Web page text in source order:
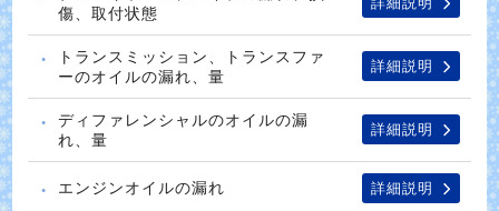
傷、取付状態
トランスミッション、トランスファ
ーのオイルの漏れ、量
詳細説明
ディファレンシャルのオイルの漏
れ、量
詳細説明
エンジンオイルの漏れ 詳細説明